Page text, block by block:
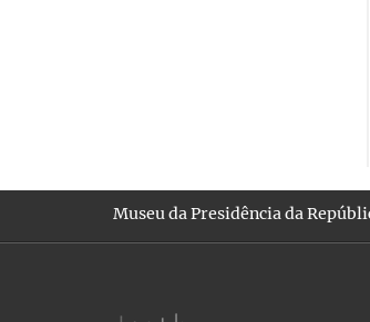
Museu da Presidência da